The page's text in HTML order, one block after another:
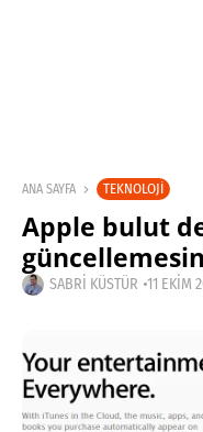
ANA SAYFA TEKNOLOJI
Apple bulut
SABRI KÜSTÜR 11 EKIM